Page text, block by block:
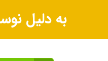
به دلیل